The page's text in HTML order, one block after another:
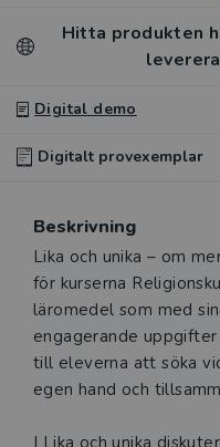
Hitta produkten
Digital demo
Digitalt provexemplar
digitalt provexemplar
Ett digitalt
läromedlet där den
månader. Observera
relevanta produkter för
och dig som är verksam i
Beskrivning
Beskrivning
Lika och unika – om
för kurserna
läromedel som med
engagerande
till eleverna att söka
egen hand och